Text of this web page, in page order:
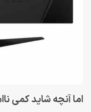
اما آنچه شاید کمی